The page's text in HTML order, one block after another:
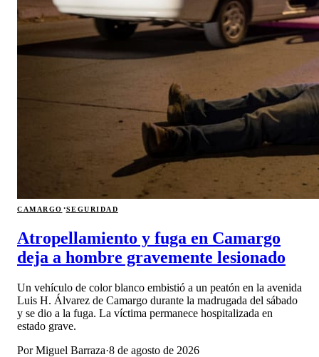
CAMARGO ·SEGURIDAD
Atropellamiento y fuga en Camargo
deja a hombre gravemente lesionado
Un vehículo de color blanco embistió a un peatón en la avenida
Luis H. Álvarez de Camargo durante la madrugada del sábado
y se dio a la fuga. La víctima permanece hospitalizada en
estado grave.
PorMiguel Barraza·8 de agosto de 2026